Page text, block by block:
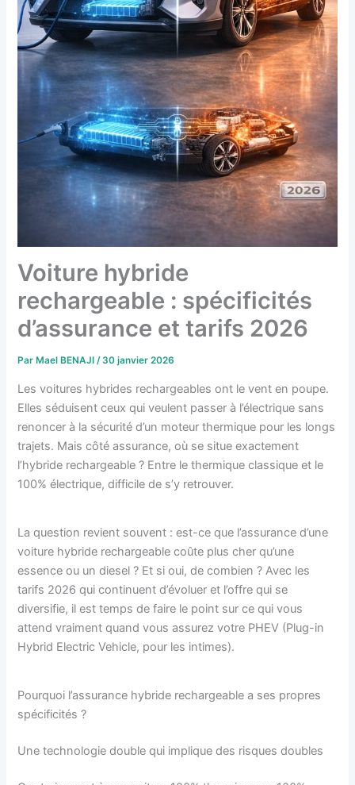
Voiture hybride
rechargeable : spécificités
d’assurance et tarifs 2026
Par Mael BENAJI/ 30 janvier 2026
Les voitures hybrides rechargeables ont le vent en poupe.
Elles séduisent ceux qui veulent passer à l’électrique sans
renoncer à la sécurité d’un moteur thermique pour les longs
trajets. Mais côté assurance, où se situe exactement
l’hybride rechargeable ? Entre le thermique classique et le
100% électrique, difficile de s’y retrouver.
La question revient souvent : est-ce que l’assurance d’une
voiture hybride rechargeable coûte plus cher qu’une
essence ou un diesel ? Et si oui, de combien ? Avec les
tarifs 2026 qui continuent d’évoluer et l’offre qui se
diversifie, il est temps de faire le point sur ce qui vous
attend vraiment quand vous assurez votre PHEV (Plug-in
Hybrid Electric Vehicle, pour les intimes).
Pourquoi l’assurance hybride rechargeable a ses propres
spécificités ?
Une technologie double qui implique des risques doubles